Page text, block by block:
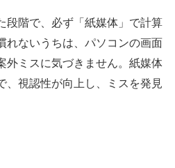
段階で、必ず「紙媒体」で計算
れないうちは、パソコンの画面
外ミスに気づきません。紙媒体
、視認性が向上し、ミスを発見